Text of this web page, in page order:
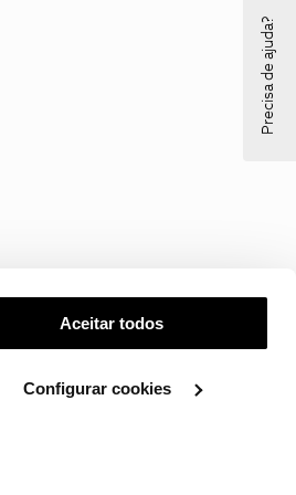
Aceitar todos
Configurar cookies
Precisa de ajuda?